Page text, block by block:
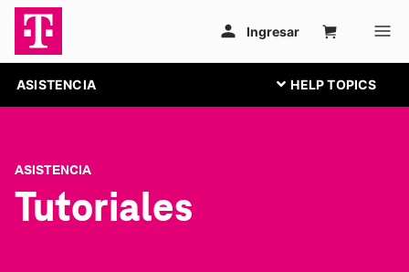
ASISTENCIA
ASISTENCIA
Tutoriales